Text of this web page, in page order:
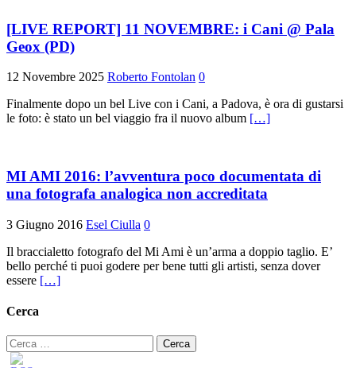
[LIVE REPORT] 11 NOVEMBRE: i Cani @ Pala
Geox (PD)
12 Novembre 2025 Roberto Fontolan 0
Finalmente dopo un bel Live con i Cani, a Padova, è ora di gustarsi
le foto: è stato un bel viaggio fra il nuovo album […]
MI AMI 2016: l’avventura poco documentata di
una fotografa analogica non accreditata
3 Giugno 2016 Esel Ciulla 0
Il braccialetto fotografo del Mi Ami è un’arma a doppio taglio. E’
bello perché ti puoi godere per bene tutti gli artisti, senza dover
essere […]
Cerca
Ricerca
per: